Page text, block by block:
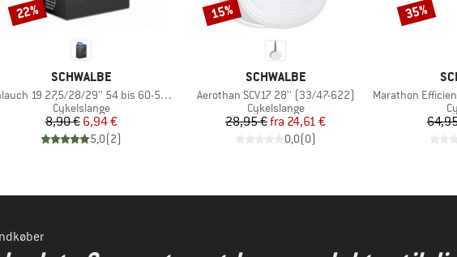
MÆRKE
SCHWALBE
19 27,5/28/29'' 54 bis 60-584/622/635
Produktgruppe
Cykelslange
Pris
8,90 €Nedsat pris
6,94 €
5,0(2)
Rabat
22%
MÆRKE
SCHWALBE
Artikel
Aerothan SCV17 28'' (33/47-622)
Produktgruppe
Cykelslange
Pris
28,95 € Nedsat pris
fra 24,61 €
0,0(0)
Rabat
15%
Artikel
Marathon Efficiency
Rabat
35%